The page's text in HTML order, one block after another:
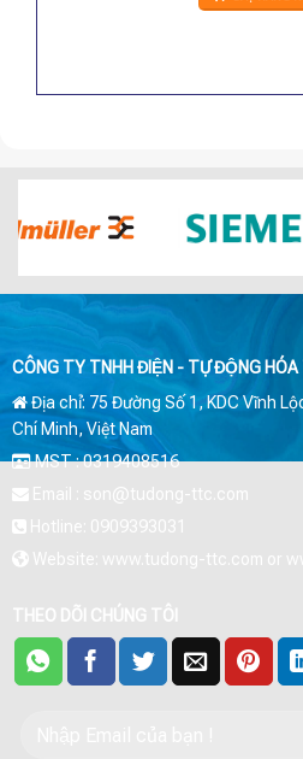
CÔNG TY TNHH ĐIỆN - TỰ ĐỘNG
Địa chỉ: 75 Đường Số 1, KDC Vĩnh
Chí Minh, Việt Nam
MST : 0319408516
Email : son@tudong-ttc.com
Hotline: 0909393031
Website: www.tudong-ttc.com or
THEO DÕI CHÚNG TÔI